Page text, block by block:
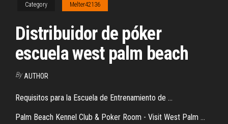
Category Melter42136
Distribuidor de póker
escuela west palm beach
By AUTHOR
Requisitos para la Escuela de Entrenamiento de ...
Palm Beach Kennel Club & Poker Room - Visit West Palm ...